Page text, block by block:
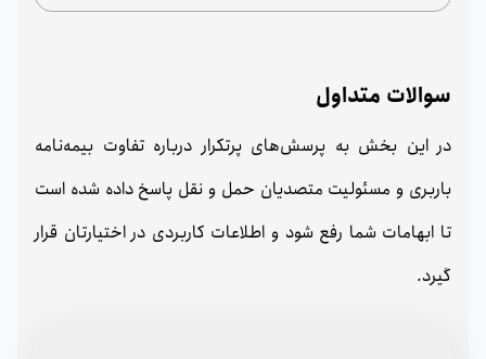
سوالات متداول
در این بخش به پرسش‌های پرتکرار درباره تفاوت بیمه‌نامه
باربری و مسئولیت متصدیان حمل‌ و نقل پاسخ داده شده است
تا ابهامات شما رفع شود و اطلاعات کاربردی در اختیارتان قرار
گیرد.